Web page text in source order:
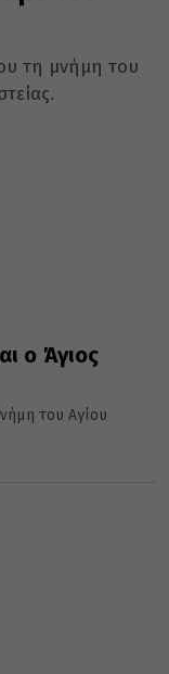
τη μνήμη του
ο Άγιος
του Αγίου